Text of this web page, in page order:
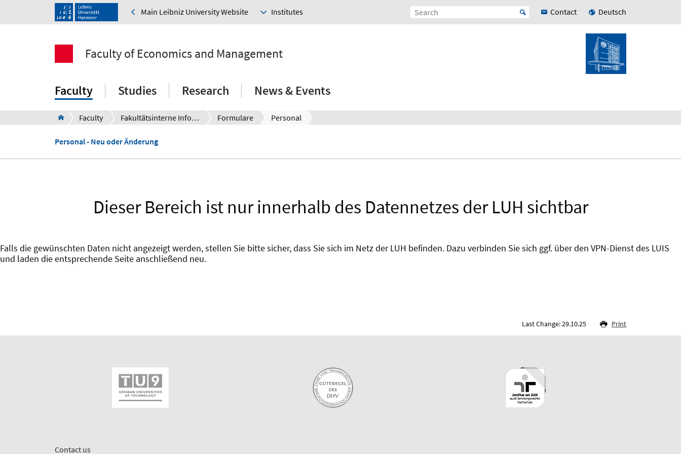
Main Leibniz University Website Institutes Contact Deutsch
Faculty of Economics and Management
Faculty Studies Research News & Events
Faculty Fakultätsinterne Informationen für Beschäftigte Formulare Personal
Personal - Neu oder Änderung
Dieser Bereich ist nur innerhalb des Datennetzes der LUH sichtbar
Falls die gewünschten Daten nicht angezeigt werden, stellen Sie bitte sicher, dass Sie sich im Netz der LUH befinden. Dazu verbinden Sie sich ggf. über den VPN-Dienst des LUIS
und laden die entsprechende Seite anschließend neu.
Last Change: 29.10.25 Print
Contact us